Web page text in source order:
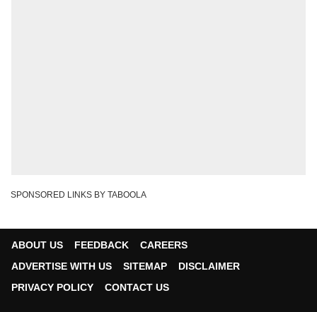
SPONSORED LINKS BY TABOOLA
ABOUT US FEEDBACK
CAREERS
ADVERTISE WITH US
SITEMAP
DISCLAIMER
PRIVACY POLICY
CONTACT US